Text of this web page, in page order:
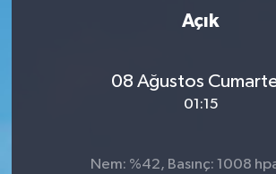
Açık
08 Ağustos
01:15
Nem: %42, Basınç: 1008